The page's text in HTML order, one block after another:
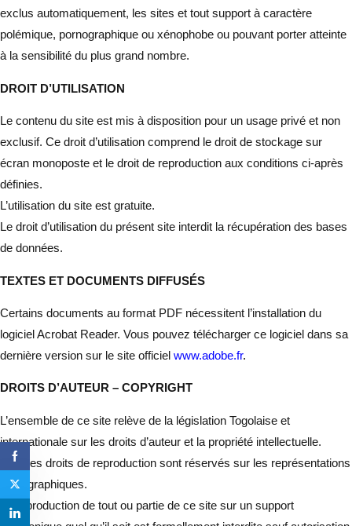
exclus automatiquement, les sites et tout support à caractère
polémique, pornographique ou xénophobe ou pouvant porter atteinte
à la sensibilité du plus grand nombre.
DROIT D’UTILISATION
Le contenu du site est mis à disposition pour un usage privé et non
exclusif. Ce droit d’utilisation comprend le droit de stockage sur
écran monoposte et le droit de reproduction aux conditions ci-après
définies.
L’utilisation du site est gratuite.
Le droit d’utilisation du présent site interdit la récupération des bases
de données.
TEXTES ET DOCUMENTS DIFFUSÉS
Certains documents au format PDF nécessitent l’installation du
logiciel Acrobat Reader. Vous pouvez télécharger ce logiciel dans sa
dernière version sur le site officiel www.adobe.fr.
DROITS D’AUTEUR – COPYRIGHT
L’ensemble de ce site relève de la législation Togolaise et
internationale sur les droits d’auteur et la propriété intellectuelle.
Tous les droits de reproduction sont réservés sur les représentations
iconographiques.
La reproduction de tout ou partie de ce site sur un support